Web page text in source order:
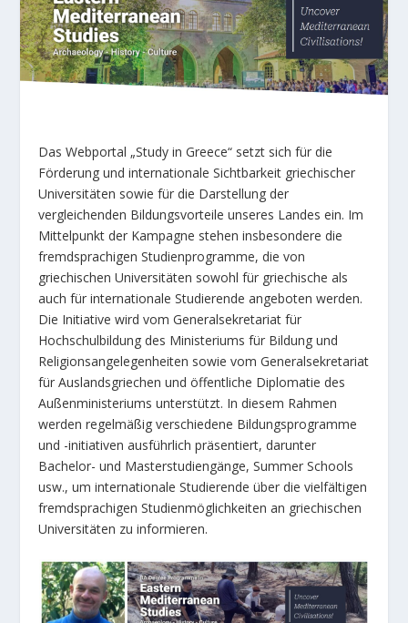
Das Webportal „Study in Greece“ setzt sich für die
Förderung und internationale Sichtbarkeit griechischer
Universitäten sowie für die Darstellung der
vergleichenden Bildungsvorteile unseres Landes ein. Im
Mittelpunkt der Kampagne stehen insbesondere die
fremdsprachigen Studienprogramme, die von
griechischen Universitäten sowohl für griechische als
auch für internationale Studierende angeboten werden.
Die Initiative wird vom Generalsekretariat für
Hochschulbildung des Ministeriums für Bildung und
Religionsangelegenheiten sowie vom Generalsekretariat
für Auslandsgriechen und öffentliche Diplomatie des
Außenministeriums unterstützt. In diesem Rahmen
werden regelmäßig verschiedene Bildungsprogramme
und -initiativen ausführlich präsentiert, darunter
Bachelor- und Masterstudiengänge, Summer Schools
usw., um internationale Studierende über die vielfältigen
fremdsprachigen Studienmöglichkeiten an griechischen
Universitäten zu informieren.